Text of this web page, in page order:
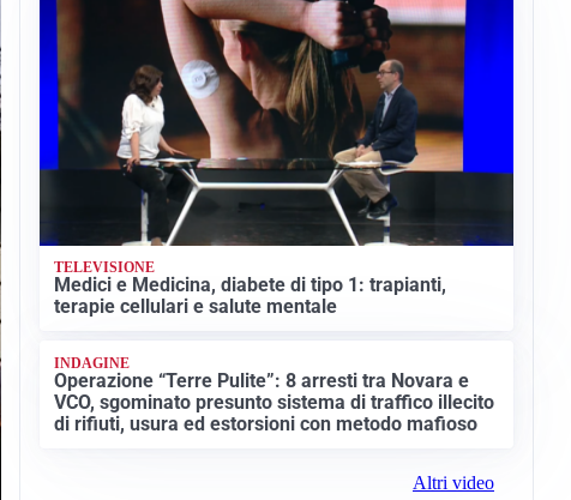
TELEVISIONE
Medici e Medicina, diabete di tipo 1: trapianti,
terapie cellulari e salute mentale
INDAGINE
Operazione “Terre Pulite”: 8 arresti tra Novara e
VCO, sgominato presunto sistema di traffico illecito
di rifiuti, usura ed estorsioni con metodo mafioso
Altri video